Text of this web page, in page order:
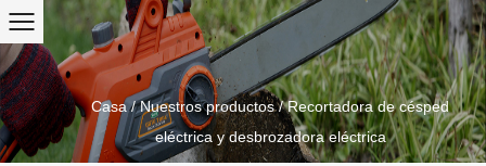
Casa/Nuestros productos/Recortadora de césped
eléctrica y desbrozadora eléctrica